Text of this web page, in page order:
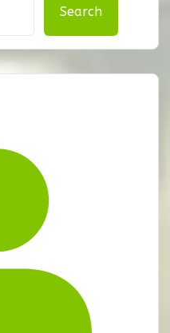
Search